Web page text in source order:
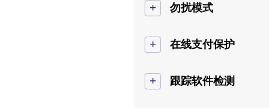
+ 勿扰模式
+ 在线支付保护
+ 跟踪软件检测